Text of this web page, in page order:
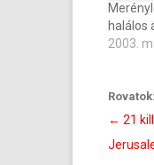
halálos
2003.
Rovatok:
← 21